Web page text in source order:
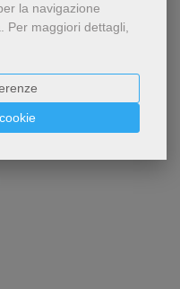
la navigazione
Per maggiori dettagli,
giovani
di
e
sua